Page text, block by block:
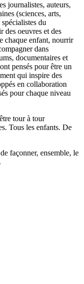
journalistes, auteurs,
(sciences, arts,
du
des oeuvres et des
chaque enfant, nourrir
dans
documentaires et
pensés pour être un
qui inspire des
en collaboration
pour chaque niveau
tour à tour
Tous les enfants. De
façonner, ensemble, le